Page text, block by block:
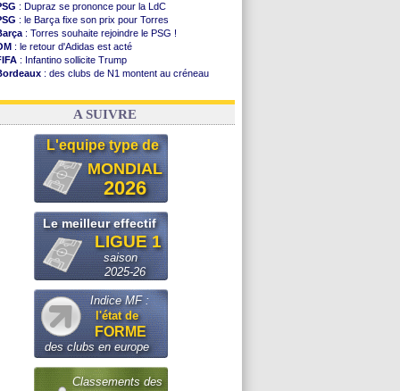
: Dupraz se prononce pour la LdC
: le Barça fixe son prix pour Torres
: Torres souhaite rejoindre le PSG !
: le retour d'Adidas est acté
: Infantino sollicite Trump
: des clubs de N1 montent au créneau
: le démenti de Leipzig pour Diomandé
A SUIVRE
L'equipe type de
MONDIAL
2026
Le meilleur effectif
LIGUE 1
saison
2025-26
Indice MF :
l'état de
FORME
des clubs en europe
Classements des